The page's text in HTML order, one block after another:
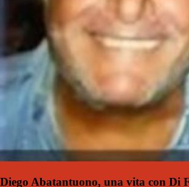
Diego Abatantuono, una vita con Di